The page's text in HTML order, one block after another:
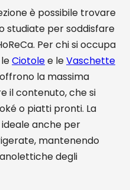
è possibile trovare
studiate per soddisfare
Per chi si occupa
Ciotolee leVaschette
offrono la massima
il contenuto, che si
o piatti pronti. La
anche per
mantenendo
degli